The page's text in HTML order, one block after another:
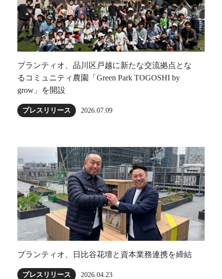
プランティオ、品川区戸越に新たな交流拠点とな
るコミュニティ農園「Green Park TOGOSHI by
grow」を開設
プレスリリース 2026.07.09
プランティオ、日比谷花壇と資本業務連携を締結
プレスリリース 2026.04.23